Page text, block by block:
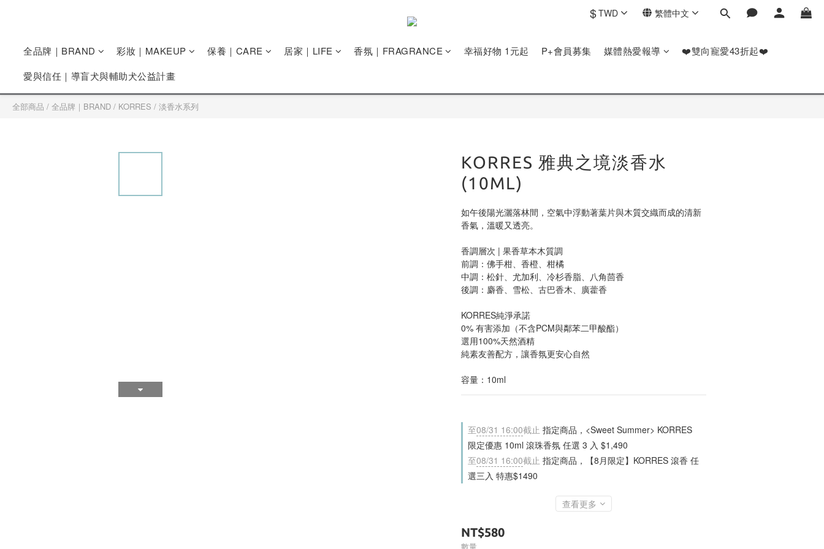
$TWD 繁體中文
全品牌｜BRAND 彩妝｜MAKEUP 保養｜CARE 居家｜LIFE 香氛｜FRAGRANCE 幸福好物 1元起 P+會員募集 媒體熱愛報導
❤️雙向寵愛43折起❤️
愛與信任｜導盲犬與輔助犬公益計畫
全部商品 / 全品牌｜BRAND / KORRES / 淡香水系列
KORRES 雅典之境淡香水
(10ML)
如午後陽光灑落林間，空氣中浮動著葉片與木質交織而成的清新
香氣，溫暖又透亮。
香調層次 | 果香草本木質調
前調：佛手柑、香橙、柑橘
中調：松針、尤加利、冷杉香脂、八角茴香
後調：麝香、雪松、古巴香木、廣藿香
KORRES純淨承諾
0% 有害添加（不含PCM與鄰苯二甲酸酯）
選用100%天然酒精
純素友善配方，讓香氛更安心自然
容量：10ml
至08/31 16:00截止 指定商品，<Sweet Summer> KORRES
限定優惠 10ml 滾珠香氛 任選 3 入 $1,490
至08/31 16:00截止 指定商品，【8月限定】KORRES 滾香 任
選三入 特惠$1490
查看更多
NT$580
數量